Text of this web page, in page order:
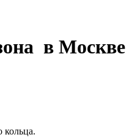
в Москве
кольца.